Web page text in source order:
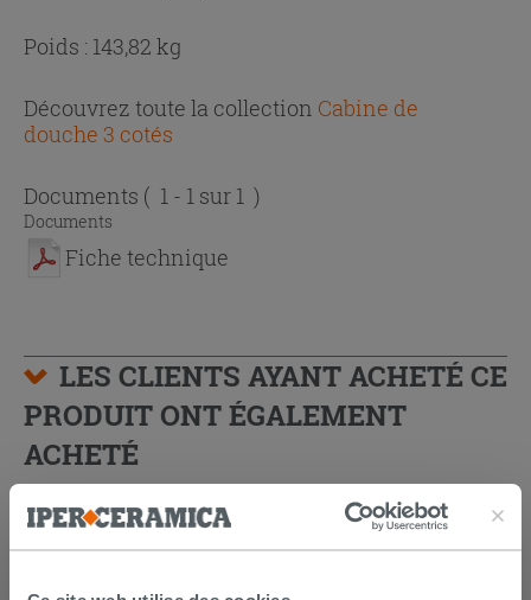
Poids : 143,82 kg
Découvrez toute la collection Cabine de
douche 3 cotés
Documents ( 1 - 1 sur 1 )
Documents
Fiche technique
LES CLIENTS AYANT ACHETÉ CE
PRODUIT ONT ÉGALEMENT
ACHETÉ